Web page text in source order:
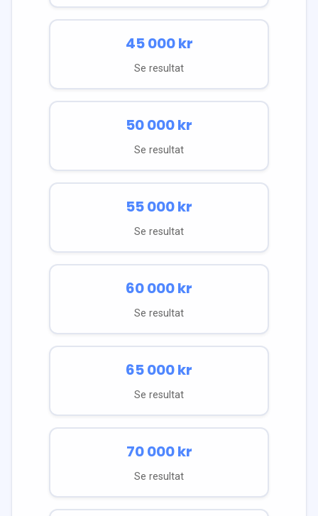
45 000kr
Se resultat
50 000kr
Se resultat
55 000kr
Se resultat
60 000kr
Se resultat
65 000kr
Se resultat
70 000kr
Se resultat